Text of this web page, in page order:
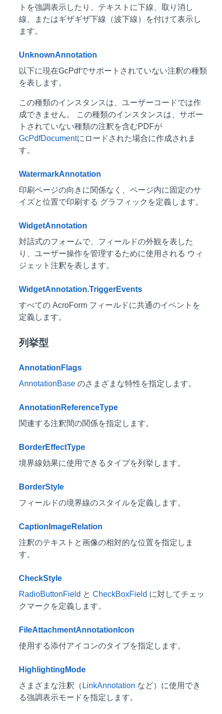
トを強調表示したり、テキストに下線、取り消し
線、またはギザギザ下線（波下線）を付けて表示し
ます。
UnknownAnnotation
以下に現在GcPdfでサポートされていない注釈の種類
を表します。
この種類のインスタンスは、ユーザーコードでは作
成できません。 この種類のインスタンスは、サポー
トされていない種類の注釈を含むPDFが
GcPdfDocumentにロードされた場合に作成されま
す。
WatermarkAnnotation
印刷ページの向きに関係なく、ページ内に固定のサ
イズと位置で印刷する グラフィックを定義します。
WidgetAnnotation
対話式のフォームで、フィールドの外観を表した
り、ユーザー操作を管理するために使用される ウィ
ジェット注釈を表します。
WidgetAnnotation.TriggerEvents
すべての AcroForm フィールドに共通のイベントを
定義します。
列挙型
AnnotationFlags
AnnotationBase のさまざまな特性を指定します。
AnnotationReferenceType
関連する注釈間の関係を指定します。
BorderEffectType
境界線効果に使用できるタイプを列挙します。
BorderStyle
フィールドの境界線のスタイルを定義します。
CaptionImageRelation
注釈のテキストと画像の相対的な位置を指定しま
す。
CheckStyle
RadioButtonField と CheckBoxField に対してチェッ
クマークを定義します。
FileAttachmentAnnotationIcon
使用する添付アイコンのタイプを指定します。
HighlightingMode
さまざまな注釈（ LinkAnnotation など）に使用でき
る強調表示モードを指定します。